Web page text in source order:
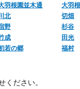
羽根園並木通
大羽
北
切畑
野
杉谷
成
田光
若の郷
福村
ください。